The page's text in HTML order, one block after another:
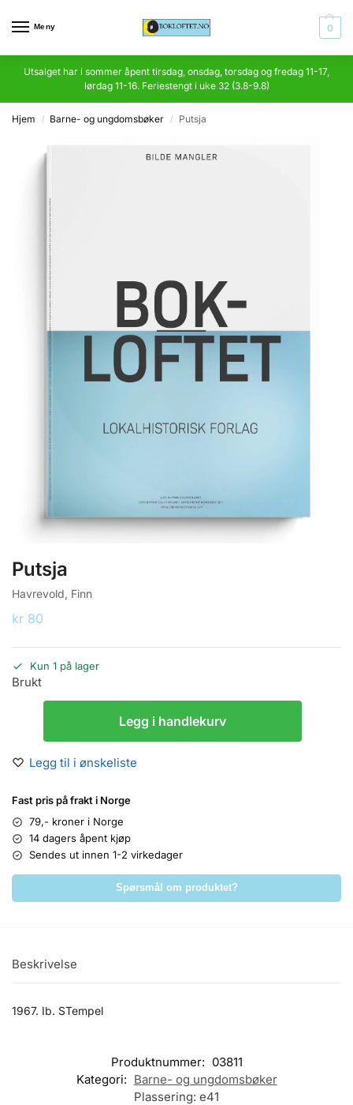
Meny 0
Utsalget har i sommer åpent tirsdag, onsdag, torsdag og fredag 11-17,
lørdag 11-16. Feriestengt i uke 32 (3.8-9.8)
Hjem / Barne- og ungdomsbøker / Putsja
Putsja
Havrevold, Finn
kr 80
Kun 1 på lager
Brukt
Legg i handlekurv
Legg til i ønskeliste
Fast pris på frakt i Norge
79,- kroner i Norge
14 dagers åpent kjøp
Sendes ut innen 1-2 virkedager
Spørsmål om produktet?
Beskrivelse
1967. Ib. STempel
Produktnummer: 03811
Kategori: Barne- og ungdomsbøker
Plassering: e41